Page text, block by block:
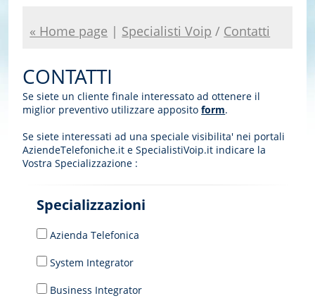
« Home page | Specialisti Voip / Contatti
CONTATTI
Se siete un cliente finale interessato ad ottenere il
miglior preventivo utilizzare appositoform.
Se siete interessati ad una speciale visibilita' nei portali
AziendeTelefoniche.it e SpecialistiVoip.it indicare la
Vostra Specializzazione :
Specializzazioni
Azienda Telefonica
System Integrator
Business Integrator